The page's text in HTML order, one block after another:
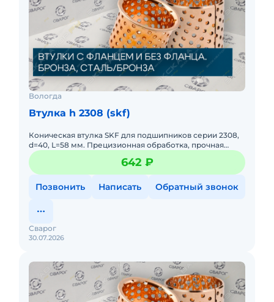
Вологда
Втулка h 2308 (skf)
Коническая втулка SKF для подшипников серии 2308,
d=40, L=58 мм. Прецизионная обработка, прочная
конструкция. Обеспечивает надежную фиксацию
подшипника на валу.
642 ₽
Позвонить Написать Обратный звонок
30.07.2026
Сварог